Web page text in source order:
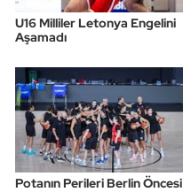
U16 Milliler Letonya Engelini
Aşamadı
Potanın Perileri Berlin Öncesi
Yüzme